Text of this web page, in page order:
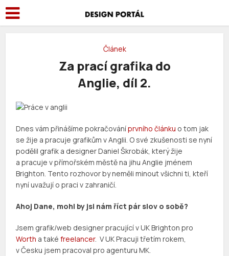
Článek
Za prací grafika do
Anglie, díl 2.
Dnes vám přinášíme pokračováníprvního článku o tom jak
se žije a pracuje grafikům v Anglii. O své zkušenosti se nyní
podělil grafik a designer Daniel Škrobák, který žije
a pracuje v přímořském městě na jihu Anglie jménem
Brighton. Tento rozhovor by neměli minout všichni ti, kteří
nyní uvažují o praci v zahraničí.
Ahoj Dane, mohl by jsi nám říct pár slov o sobě?
Jsem grafik/web designer pracující v UK Brighton pro
Worth a takéfreelancer. V UK Pracuji třetím rokem,
v Česku jsem pracoval pro agenturu MK.